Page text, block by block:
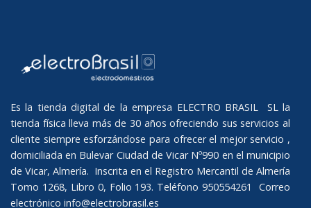
Es la tienda digital de la empresa ELECTRO BRASIL SL la
tienda física lleva más de 30 años ofreciendo sus servicios al
cliente siempre esforzándose para ofrecer el mejor servicio ,
domiciliada en Bulevar Ciudad de Vicar Nº990 en el municipio
de Vicar, Almería. Inscrita en el Registro Mercantil de Almería
Tomo 1268, Libro 0, Folio 193. Teléfono 950554261 Correo
electrónico info@electrobrasil.es